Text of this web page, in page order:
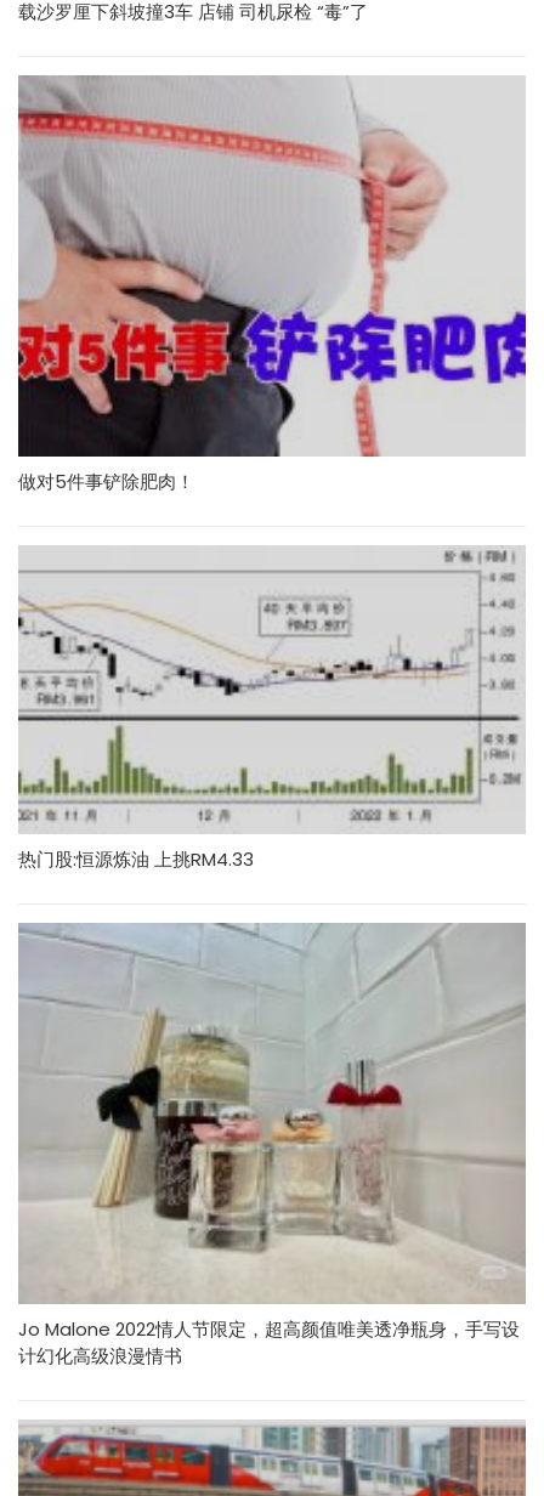
载沙罗厘下斜坡撞3车 店铺 司机尿检 “毒”了
做对5件事铲除肥肉！
热门股:恒源炼油 上挑RM4.33
Jo Malone 2022情人节限定，超高颜值唯美透净瓶身，手写设
计幻化高级浪漫情书